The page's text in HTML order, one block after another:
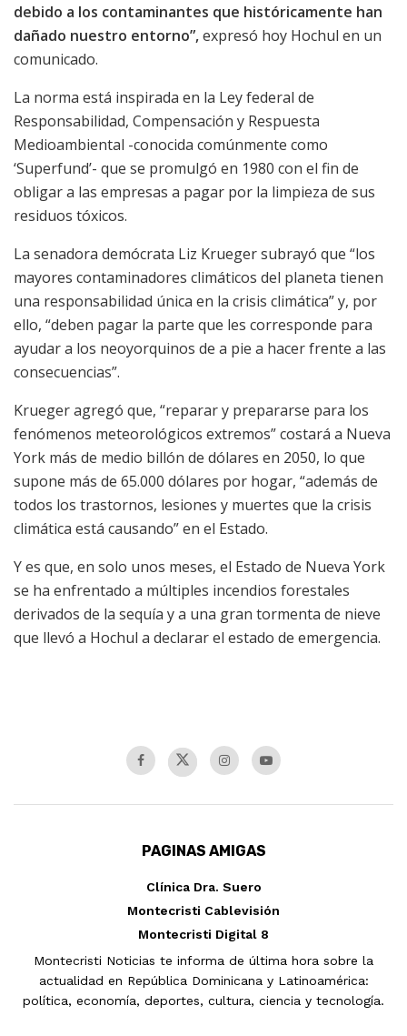
debido a los contaminantes que históricamente han
dañado nuestro entorno”,expresó hoy Hochul en un
comunicado.
La norma está inspirada en la Ley federal de
Responsabilidad, Compensación y Respuesta
Medioambiental -conocida comúnmente como
‘Superfund’- que se promulgó en 1980 con el fin de
obligar a las empresas a pagar por la limpieza de sus
residuos tóxicos.
La senadora demócrata Liz Krueger subrayó que “los
mayores contaminadores climáticos del planeta tienen
una responsabilidad única en la crisis climática” y, por
ello, “deben pagar la parte que les corresponde para
ayudar a los neoyorquinos de a pie a hacer frente a las
consecuencias”.
Krueger agregó que, “reparar y prepararse para los
fenómenos meteorológicos extremos” costará a Nueva
York más de medio billón de dólares en 2050, lo que
supone más de 65.000 dólares por hogar, “además de
todos los trastornos, lesiones y muertes que la crisis
climática está causando” en el Estado.
Y es que, en solo unos meses, el Estado de Nueva York
se ha enfrentado a múltiples incendios forestales
derivados de la sequía y a una gran tormenta de nieve
que llevó a Hochul a declarar el estado de emergencia.
PAGINAS AMIGAS
Clínica Dra. Suero
Montecristi Cablevisión
Montecristi Digital 8
Montecristi Noticias te informa de última hora sobre la
actualidad en República Dominicana y Latinoamérica:
política, economía, deportes, cultura, ciencia y tecnología.